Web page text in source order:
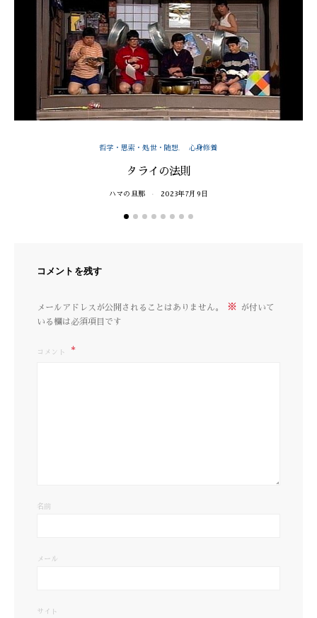
哲学・思索・処世・随想 心身修養
タライの法則
ハマの旦那 2023年7月9日
コメントを残す
メールアドレスが公開されることはありません。 ※
が付いて
いる欄は必須項目です
コメント
名前
メール
サイト